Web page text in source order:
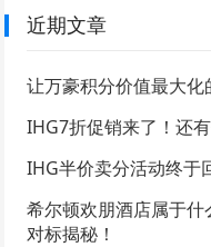
近期文章
让万豪积分价值最大
IHG7折促销来了！还
IHG半价卖分活动终于
希尔顿欢朋酒店属于
对标揭秘！